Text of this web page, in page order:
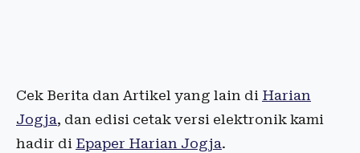
Cek Berita dan Artikel yang lain di Harian
Jogja, dan edisi cetak versi elektronik kami
hadir di Epaper Harian Jogja.